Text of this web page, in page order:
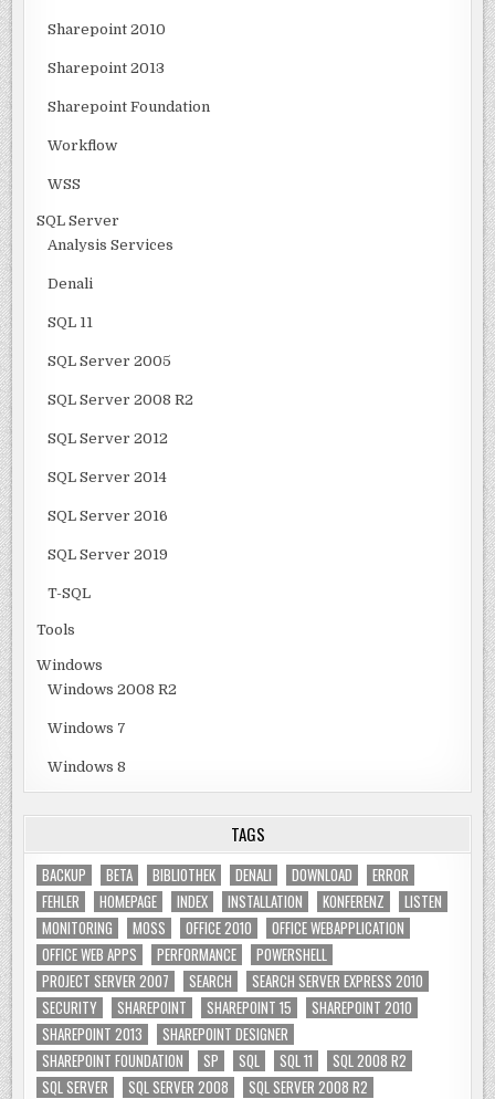
Sharepoint 2010
Sharepoint 2013
Sharepoint Foundation
Workflow
WSS
SQL Server
Analysis Services
Denali
SQL 11
SQL Server 2005
SQL Server 2008 R2
SQL Server 2012
SQL Server 2014
SQL Server 2016
SQL Server 2019
T-SQL
Tools
Windows
Windows 2008 R2
Windows 7
Windows 8
TAGS
BACKUP BETA BIBLIOTHEK DENALI DOWNLOAD
ERROR
FEHLER
HOMEPAGE INDEX INSTALLATION KONFERENZ
LISTEN
MONITORING
MOSS OFFICE 2010
OFFICE WEBAPPLICATION
OFFICE WEB APPS
PERFORMANCE
POWERSHELL
PROJECT SERVER 2007
SEARCH
SEARCH SERVER EXPRESS 2010
SECURITY
SHAREPOINT SHAREPOINT 15
SHAREPOINT 2010
SHAREPOINT 2013
SHAREPOINT DESIGNER
SHAREPOINT FOUNDATION
SP SQL SQL 11
SQL 2008 R2
SQL SERVER
SQL SERVER 2008
SQL SERVER 2008 R2